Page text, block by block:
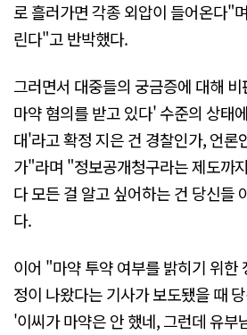
로 흘러가면 각종 외압이 들어온다"
린다"고 반박했다.
그러면서 대중들의 궁금증에 대해
마약 혐의를 받고 있다' 수준의 상태
대'라고 확정 지은 건 경찰인가, 언론
가"라며 "정보공개청구라는 제도까
다 모든 걸 알고 싶어하는 건 당신들
다.
이어 "마약 투약 여부를 밝히기 위한
정이 나왔다는 기사가 보도됐을 때
'이씨가 마약은 안 했네, 그런데 유부